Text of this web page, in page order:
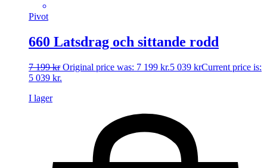
Pivot
660 Latsdrag och sittande rodd
7 199kr Original price was: 7 199 kr.5 039 krCurrent price is:
5 039 kr.
I lager